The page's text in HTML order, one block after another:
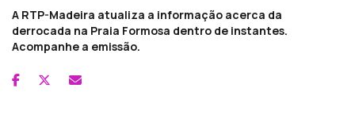
A RTP-Madeira atualiza a informação acerca da
derrocada na Praia Formosa dentro de instantes.
Acompanhe a emissão.